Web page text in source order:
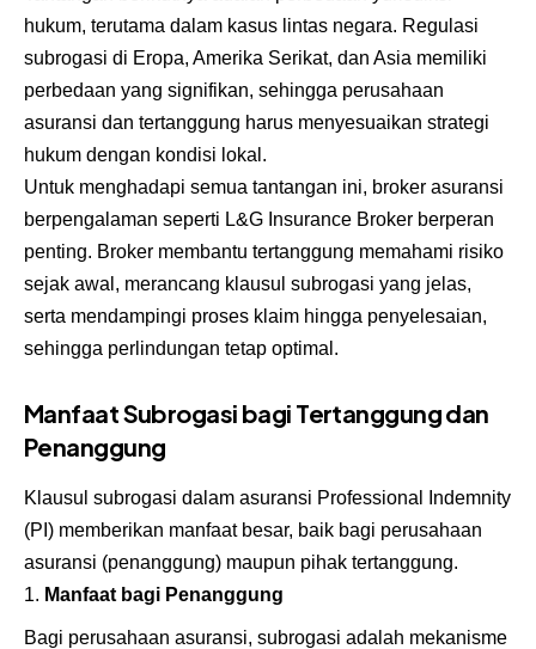
hukum, terutama dalam kasus lintas negara. Regulasi
subrogasi di Eropa, Amerika Serikat, dan Asia memiliki
perbedaan yang signifikan, sehingga perusahaan
asuransi dan tertanggung harus menyesuaikan strategi
hukum dengan kondisi lokal.
Untuk menghadapi semua tantangan ini, broker asuransi
berpengalaman seperti L&G Insurance Broker berperan
penting. Broker membantu tertanggung memahami risiko
sejak awal, merancang klausul subrogasi yang jelas,
serta mendampingi proses klaim hingga penyelesaian,
sehingga perlindungan tetap optimal.
Manfaat Subrogasi bagi Tertanggung dan
Penanggung
Klausul subrogasi dalam asuransi Professional Indemnity
(PI) memberikan manfaat besar, baik bagi perusahaan
asuransi (penanggung) maupun pihak tertanggung.
Manfaat bagi Penanggung
Bagi perusahaan asuransi, subrogasi adalah mekanisme